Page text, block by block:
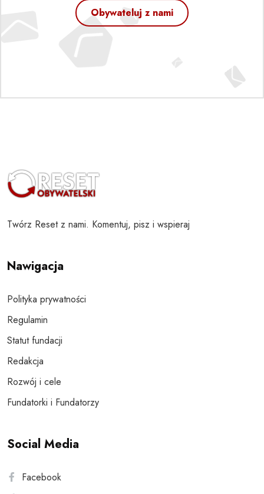
Obywateluj z nami
Twórz Reset z nami. Komentuj, pisz i wspieraj
Nawigacja
Polityka prywatności
Regulamin
Statut fundacji
Redakcja
Rozwój i cele
Fundatorki i Fundatorzy
Social Media
Facebook